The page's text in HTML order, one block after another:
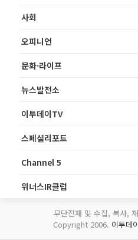
사회
오피니언
문화·라이프
뉴스발전소
이투데이TV
스페셜리포트
Channel 5
위너스IR클럽
무단전재 및 수집, 복사,
Copyright 2006. 이투데이